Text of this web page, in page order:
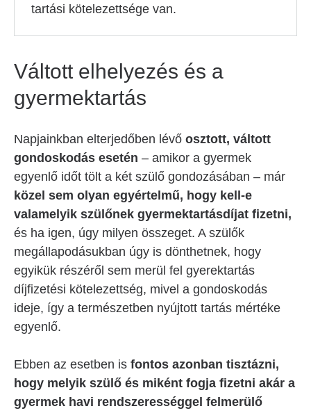
tartási kötelezettsége van.
Váltott elhelyezés és a
gyermektartás
Napjainkban elterjedőben lévő osztott, váltott
gondoskodás esetén – amikor a gyermek
egyenlő időt tölt a két szülő gondozásában – már
közel sem olyan egyértelmű, hogy kell-e
valamelyik szülőnek gyermektartásdíjat fizetni,
és ha igen, úgy milyen összeget. A szülők
megállapodásukban úgy is dönthetnek, hogy
egyikük részéről sem merül fel gyerektartás
díjfizetési kötelezettség, mivel a gondoskodás
ideje, így a természetben nyújtott tartás mértéke
egyenlő.
Ebben az esetben is fontos azonban tisztázni,
hogy melyik szülő és miként fogja fizetni akár a
gyermek havi rendszerességgel felmerülő